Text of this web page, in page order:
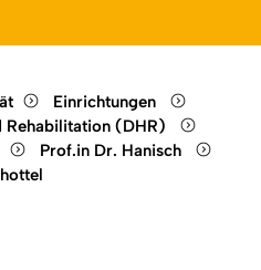
Einrichtungen
Rehabilitation (DHR)
Prof.in Dr. Hanisch